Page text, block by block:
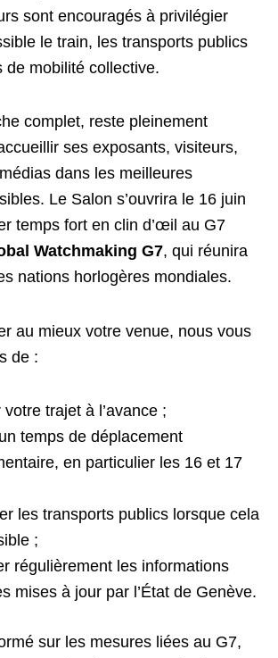
sont encouragés à privilégier
le train, les transports publics
de mobilité collective.
complet, reste pleinement
ses exposants, visiteurs,
dans les meilleures
Le Salon s’ouvrira le 16 juin
temps fort en clin d’œil au G7
Watchmaking G7, qui réunira
nations horlogères mondiales.
au mieux votre venue, nous vous
de :
votre trajet à l’avance ;
temps de déplacement
en particulier les 16 et 17
les transports publics lorsque cela
;
régulièrement les informations
mises à jour par l’État de Genève.
sur les mesures liées au G7,